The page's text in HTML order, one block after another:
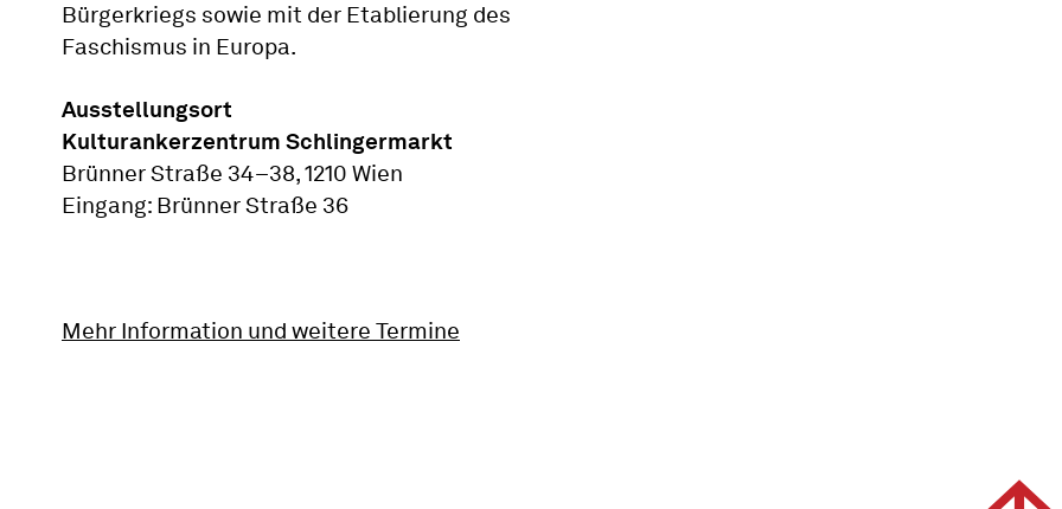
Bürgerkriegs sowie mit der Etablierung des
Faschismus in Europa.
Ausstellungsort
Kulturankerzentrum Schlingermarkt
Brünner Straße 34–38, 1210 Wien
Eingang: Brünner Straße 36
Mehr Information und weitere Termine